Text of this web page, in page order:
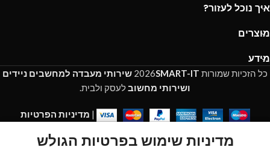
איך נוכל לעזור?
מוצרים
מידע
כל הזכיות שמורות 2026SMART-IT
שירותי מעבדה למחשבים ניידים
ושירותי מחשוב לעסק ולבית.
| מדיניות הפרטיות
מדיניות שימוש בפרטיות הגולשWishlist
Cart
My account